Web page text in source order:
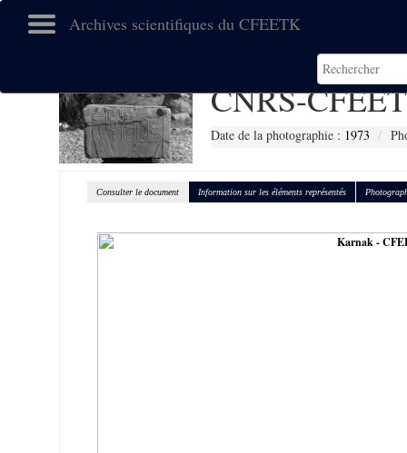
Archives scientifiques du CFEETK
CNRS-
Date de la photographie : 1973
Consulter le document Information sur les éléments représentés